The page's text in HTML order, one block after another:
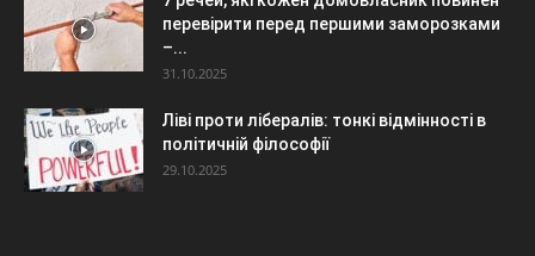
перевірити перед першими заморозками
–...
31.10.2025
Ліві проти лібералів: тонкі відмінності в
політичній філософії
29.10.2025